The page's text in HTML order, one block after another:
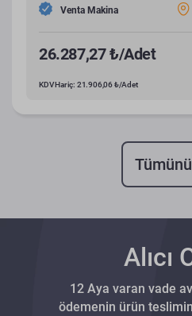
Venta Makina
26.287,27 ₺/Adet
KDV Hariç: 21.906,06 ₺/Adet
Alıcı
12 Aya varan vade
ödemenin ürün